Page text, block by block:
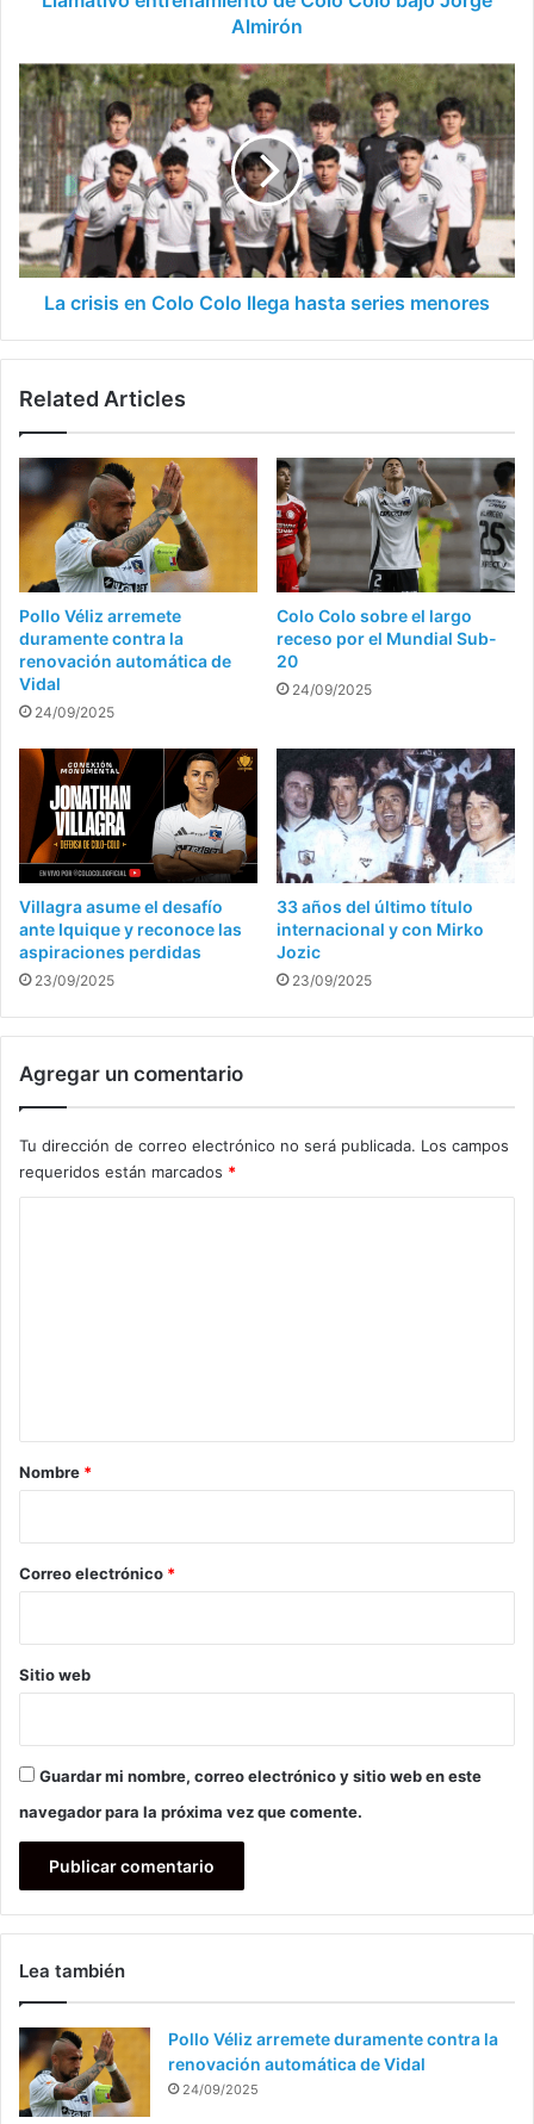
Almirón
La
crisis
en
Colo
Colo
llega
hasta
series
menores
La crisis en Colo Colo llega hasta series menores
Related Articles
Pollo Véliz arremete
duramente contra la
renovación automática de
Vidal
24/09/2025
Colo Colo sobre el largo
receso por el Mundial Sub-
20
24/09/2025
Villagra asume el desafío
ante Iquique y reconoce las
aspiraciones perdidas
23/09/2025
33 años del último título
internacional y con Mirko
Jozic
23/09/2025
Agregar un comentario
Tu dirección de correo electrónico no será publicada. Los campos
requeridos están marcados *
r
*
Nombre *
Correo electrónico *
Sitio web
Guardar mi nombre, correo electrónico y sitio web en este
navegador para la próxima vez que comente.
Lea también
Pollo Véliz arremete duramente contra la
renovación automática de Vidal
24/09/2025